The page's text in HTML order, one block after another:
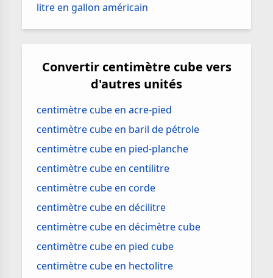
litre en gallon américain
Convertir centimètre cube vers
d'autres unités
centimètre cube en acre-pied
centimètre cube en baril de pétrole
centimètre cube en pied-planche
centimètre cube en centilitre
centimètre cube en corde
centimètre cube en décilitre
centimètre cube en décimètre cube
centimètre cube en pied cube
centimètre cube en hectolitre